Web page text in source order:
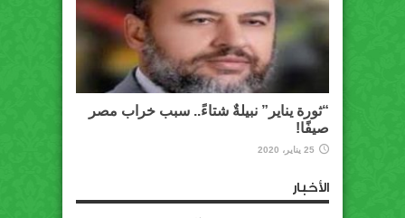
“ثورة يناير” نبيلةٌ شتاءً.. سبب خراب مصر
صيفًا!
25 يناير، 2020
الأخبار